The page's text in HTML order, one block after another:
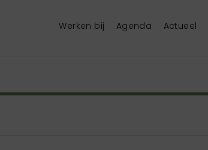
Werken bij Agenda Actueel